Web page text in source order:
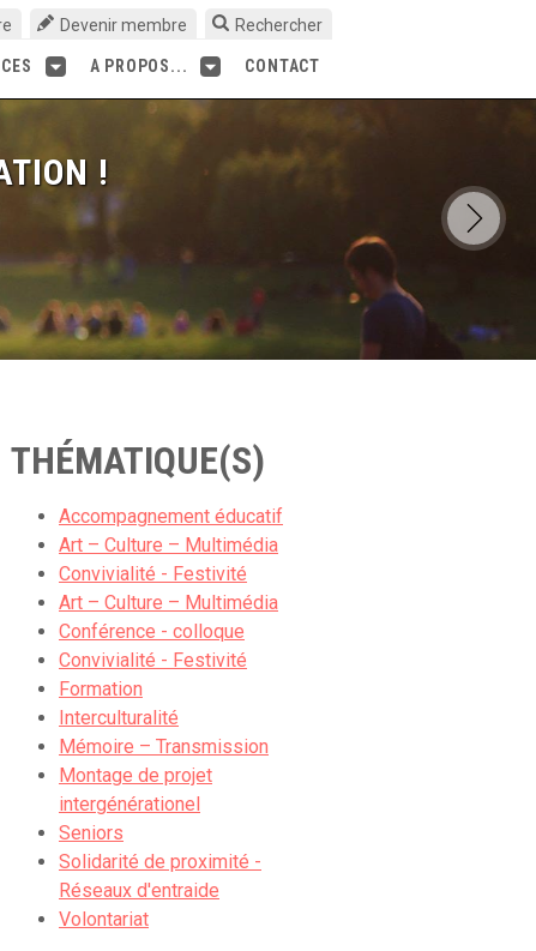
Devenir membre Rechercher
CONTACT
A PROPOS...
!
THÉMATIQUE(S)
Accompagnement éducatif
Art – Culture – Multimédia
Convivialité - Festivité
Art – Culture – Multimédia
Conférence - colloque
Convivialité - Festivité
Formation
Interculturalité
Mémoire – Transmission
Montage de projet
intergénérationel
Seniors
Solidarité de proximité -
Réseaux d'entraide
Volontariat